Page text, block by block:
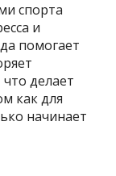
спорта
и
помогает
делает
как для
начинает